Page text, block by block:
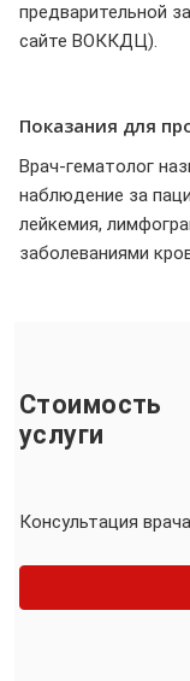
предварительной
сайте ВОККДЦ).
Показания для
Врач-гематолог
наблюдение за
лейкемия,
заболеваниями
Стоимость
услуги
Консультация